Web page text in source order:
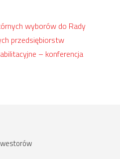
wyborów do Rady
przedsiębiorstw
– konferencja